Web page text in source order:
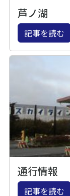
芦ノ湖
記事を読む
通行情報
記事を読む